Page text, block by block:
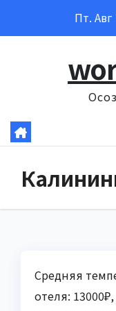
Пт.
Средняя
отеля: